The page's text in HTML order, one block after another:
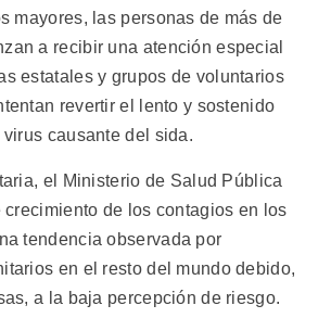
mayores, las personas de más de
a recibir una atención especial
estatales y grupos de voluntarios
revertir el lento y sostenido
causante del sida.
el Ministerio de Salud Pública
crecimiento de los contagios en los
tendencia observada por
en el resto del mundo debido,
a la baja percepción de riesgo.